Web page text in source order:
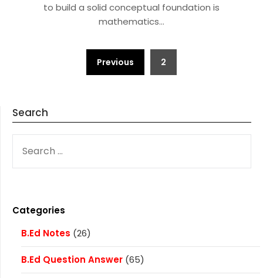
to build a solid conceptual foundation is
mathematics…
Previous 2
Search
FOR:
Categories
B.Ed Notes (26)
B.Ed Question Answer (65)